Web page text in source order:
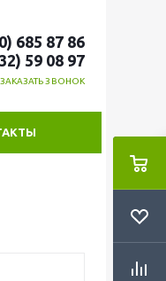
685 87 86
59 08 97
ЗАКАЗАТЬ ЗВОНОК